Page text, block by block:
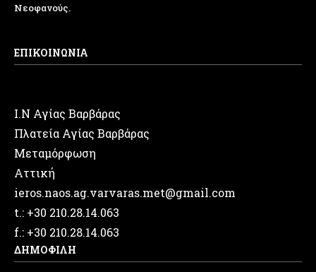
Νεοφανούς.
ΕΠΙΚΟΙΝΩΝΙΑ
Ι.Ν Αγίας Βαρβάρας
Πλατεία Αγίας Βαρβάρας
Μεταμόρφωση
Αττική
ieros.naos.ag.varvaras.met@gmail.com
t.: +30 210.28.14.063
f.: +30 210.28.14.063
ΔΗΜΟΦΙΛΗ